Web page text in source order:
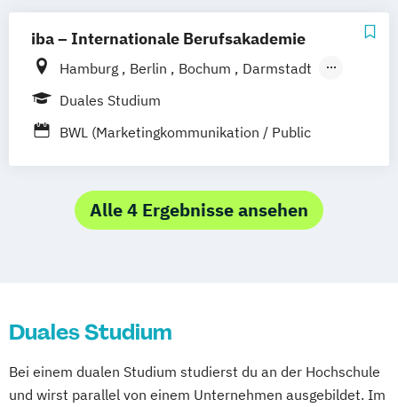
Studium)
Medienökonom (FH)
Public Relations Hochschulzertifikat
Werbe- und Medienpsychologie
iba – Internationale Berufsakademie
Hamburg Berlin Bochum
Darmstadt
Erfurt
Heidelberg
Online-Campus
Duales Studium
BWL (Marketingkommunikation / Public
Alle 4 Ergebnisse ansehen
Duales Studium
Bei einem dualen Studium studierst du an der Hochschule
und wirst parallel von einem Unternehmen ausgebildet. Im